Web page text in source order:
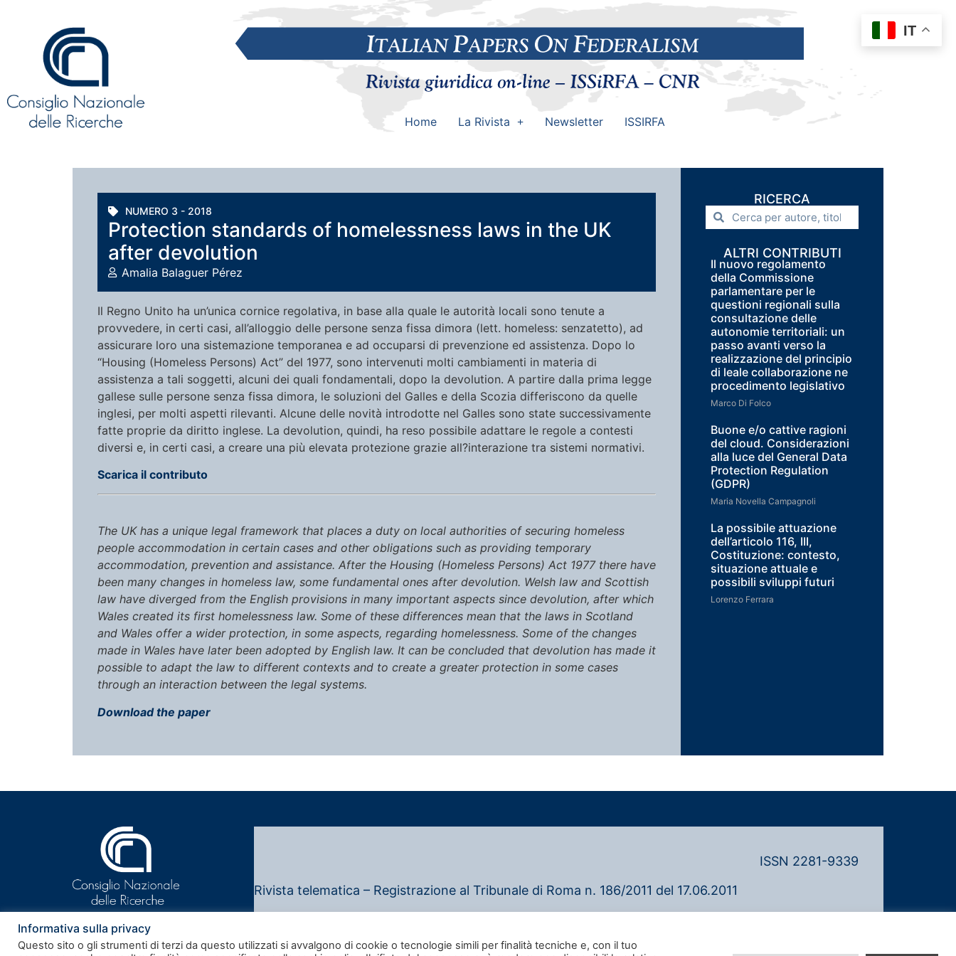
Home La Rivista Newsletter ISSIRFA
NUMERO 3 - 2018
Protection standards of homelessness laws in the UK
after devolution
Amalia Balaguer Pérez
Il Regno Unito ha un’unica cornice regolativa, in base alla quale le autorità locali sono tenute a
provvedere, in certi casi, all’alloggio delle persone senza fissa dimora (lett. homeless: senzatetto), ad
assicurare loro una sistemazione temporanea e ad occuparsi di prevenzione ed assistenza. Dopo lo
“Housing (Homeless Persons) Act” del 1977, sono intervenuti molti cambiamenti in materia di
assistenza a tali soggetti, alcuni dei quali fondamentali, dopo la devolution. A partire dalla prima legge
gallese sulle persone senza fissa dimora, le soluzioni del Galles e della Scozia differiscono da quelle
inglesi, per molti aspetti rilevanti. Alcune delle novità introdotte nel Galles sono state successivamente
fatte proprie da diritto inglese. La devolution, quindi, ha reso possibile adattare le regole a contesti
diversi e, in certi casi, a creare una più elevata protezione grazie all?interazione tra sistemi normativi.
Scarica il contributo
The UK has a unique legal framework that places a duty on local authorities of securing homeless
people accommodation in certain cases and other obligations such as providing temporary
accommodation, prevention and assistance. After the Housing (Homeless Persons) Act 1977 there have
been many changes in homeless law, some fundamental ones after devolution. Welsh law and Scottish
law have diverged from the English provisions in many important aspects since devolution, after which
Wales created its first homelessness law. Some of these differences mean that the laws in Scotland
and Wales offer a wider protection, in some aspects, regarding homelessness. Some of the changes
made in Wales have later been adopted by English law. It can be concluded that devolution has made it
possible to adapt the law to different contexts and to create a greater protection in some cases
through an interaction between the legal systems.
Download the paper
RICERCA
ALTRI CONTRIBUTI
Il nuovo regolamento
della Commissione
parlamentare per le
questioni regionali sulla
consultazione delle
autonomie territoriali: un
passo avanti verso la
realizzazione del principio
di leale collaborazione ne
procedimento legislativo
Marco Di Folco
Buone e/o cattive ragioni
del cloud. Considerazioni
alla luce del General Data
Protection Regulation
(GDPR)
Maria Novella Campagnoli
La possibile attuazione
dell’articolo 116, III,
Costituzione: contesto,
situazione attuale e
possibili sviluppi futuri
Lorenzo Ferrara
Rivista telematica – Registrazione al Tribunale di Roma n. 186/2011 del 17.06.2011
ISSN 2281-9339
Informativa sulla privacy
Questo sito o gli strumenti di terzi da questo utilizzati si avvalgono di cookie o tecnologie simili per finalità tecniche e, con il tuo
IT